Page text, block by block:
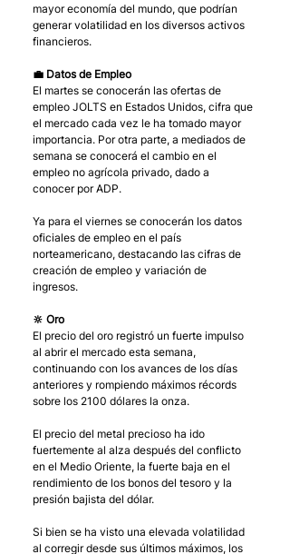
mayor economía del mundo, que podrían
generar volatilidad en los diversos activos
financieros.
💼 Datos de Empleo
El martes se conocerán las ofertas de
empleo JOLTS en Estados Unidos, cifra que
el mercado cada vez le ha tomado mayor
importancia. Por otra parte, a mediados de
semana se conocerá el cambio en el
empleo no agrícola privado, dado a
conocer por ADP.
Ya para el viernes se conocerán los datos
oficiales de empleo en el país
norteamericano, destacando las cifras de
creación de empleo y variación de
ingresos.
🔆 Oro
El precio del oro registró un fuerte impulso
al abrir el mercado esta semana,
continuando con los avances de los días
anteriores y rompiendo máximos récords
sobre los 2100 dólares la onza.
El precio del metal precioso ha ido
fuertemente al alza después del conflicto
en el Medio Oriente, la fuerte baja en el
rendimiento de los bonos del tesoro y la
presión bajista del dólar.
Si bien se ha visto una elevada volatilidad
al corregir desde sus últimos máximos, los